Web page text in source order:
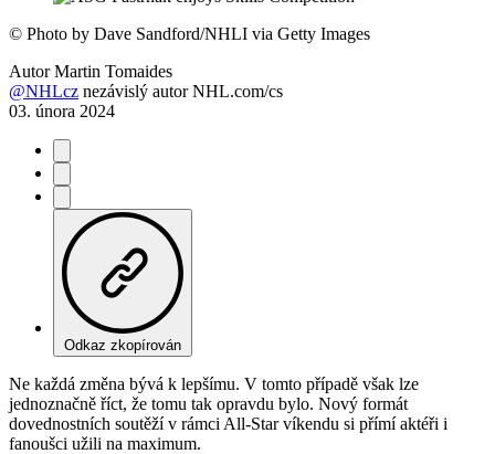
© Photo by Dave Sandford/NHLI via Getty Images
Autor Martin Tomaides
@NHLcz nezávislý autor NHL.com/cs
03. února 2024
Odkaz zkopírován
Ne každá změna bývá k lepšímu. V tomto případě však lze
jednoznačně říct, že tomu tak opravdu bylo. Nový formát
dovednostních soutěží v rámci All-Star víkendu si přímí aktéři i
fanoušci užili na maximum.